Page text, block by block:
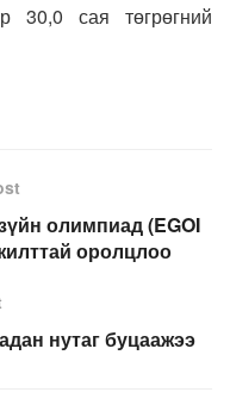
30,0 сая төгрөгний
олимпиад (EGOI
оролцлоо
нутаг буцаажээ